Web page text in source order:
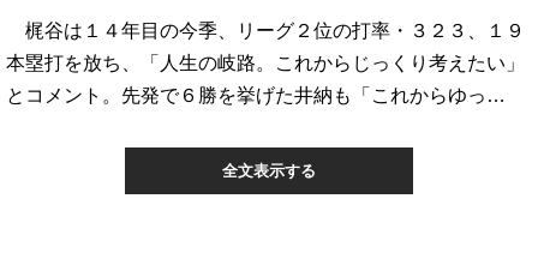
梶谷は１４年目の今季、リーグ２位の打率・３２３、１９
本塁打を放ち、「人生の岐路。これからじっくり考えたい」
とコメント。先発で６勝を挙げた井納も「これからゆっ…
全文表示する